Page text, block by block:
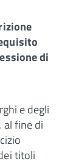
di
e degli
al fine di
titoli